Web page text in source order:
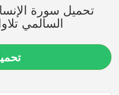
تحميل سورة
السالمي